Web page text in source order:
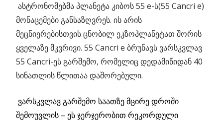
ასტრონომებმა პლანეტა კიბოს 55 e-ს(55 Cancri e)
მონაცემები განსაზღვრეს. ის არის
მეცნიერებისთვის ცნობილ ეკზოპლანეტათ შორის
ყველაზე მკვრივი. 55 Cancri e ბრუნავს ვარსკვლავ
55 Cancri-ეს გარშემო, რომელიც დედამიწიდან 40
სინათლის წლითაა დაშორებული.
ვარსკვლავ გარშემო საათზე მცირე დროში
შემოუვლის – ეს ჯერჯერობით რეკორდული